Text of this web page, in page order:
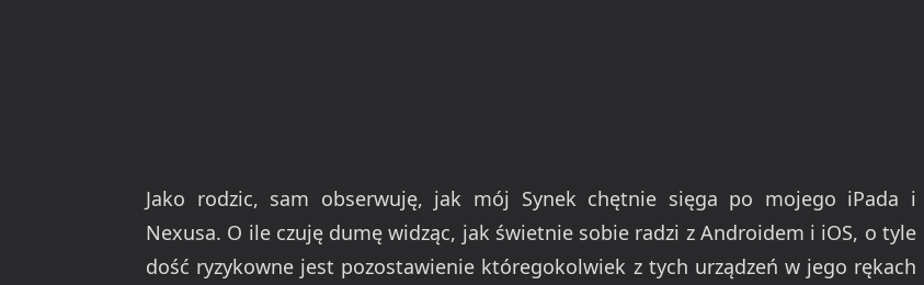
Jako rodzic, sam obserwuję, jak mój Synek chętnie sięga po mojego iPada i
Nexusa. O ile czuję dumę widząc, jak świetnie sobie radzi z Androidem i iOS, o tyle
dość ryzykowne jest pozostawienie któregokolwiek z tych urządzeń w jego rękach